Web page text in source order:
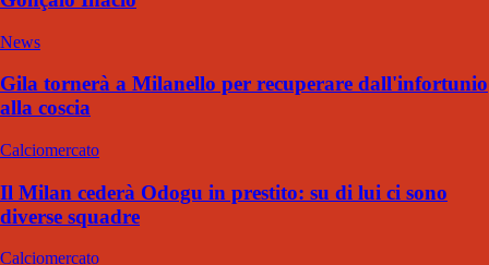
News
Gila tornerà a Milanello per recuperare dall'infortunio
alla coscia
Calciomercato
Il Milan cederà Odogu in prestito: su di lui ci sono
diverse squadre
Calciomercato